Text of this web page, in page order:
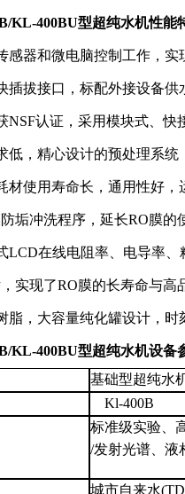
KL-400BU型超纯水机性能
感器和微电脑控制工作，实
插拔接口，标配外接设备供
NSF认证，采用模块式、快
低，精心设计的预处理系统
材使用寿命长，通用性好，
垢冲洗程序，延长RO膜的
LCD在线电阻率、电导率、
实现了RO膜的长寿命与高
脂，大容量纯化罐设计，时
KL-400BU型超纯水机设备
基础型超纯水
Kl-400B
标准级实验、
/发射光谱、液
城市自来水